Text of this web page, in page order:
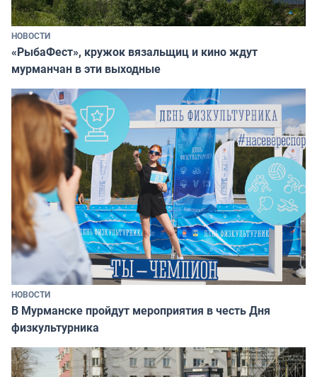
НОВОСТИ
«РыбаФест», кружок вязальщиц и кино ждут
мурманчан в эти выходные
НОВОСТИ
В Мурманске пройдут мероприятия в честь Дня
физкультурника